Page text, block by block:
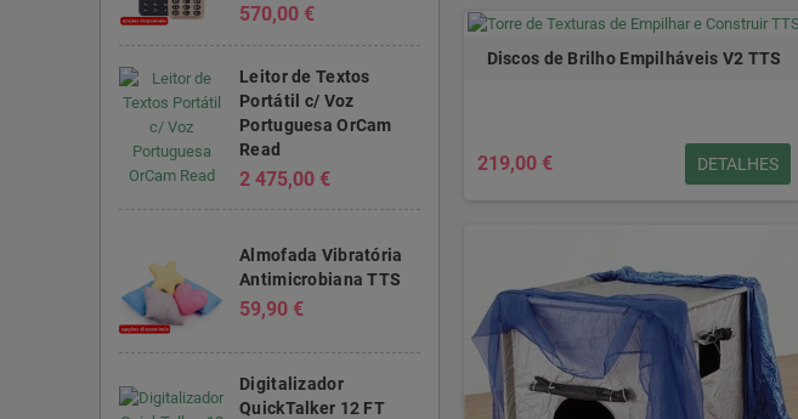
570,00 €
Leitor de Textos
Portátil c/ Voz
Portuguesa OrCam
Read
2 475,00 €
Almofada Vibratória
Antimicrobiana TTS
59,90 €
Digitalizador
QuickTalker 12 FT
Discos de Brilho Empilháveis V2 TTS
219,00 € DETALHES